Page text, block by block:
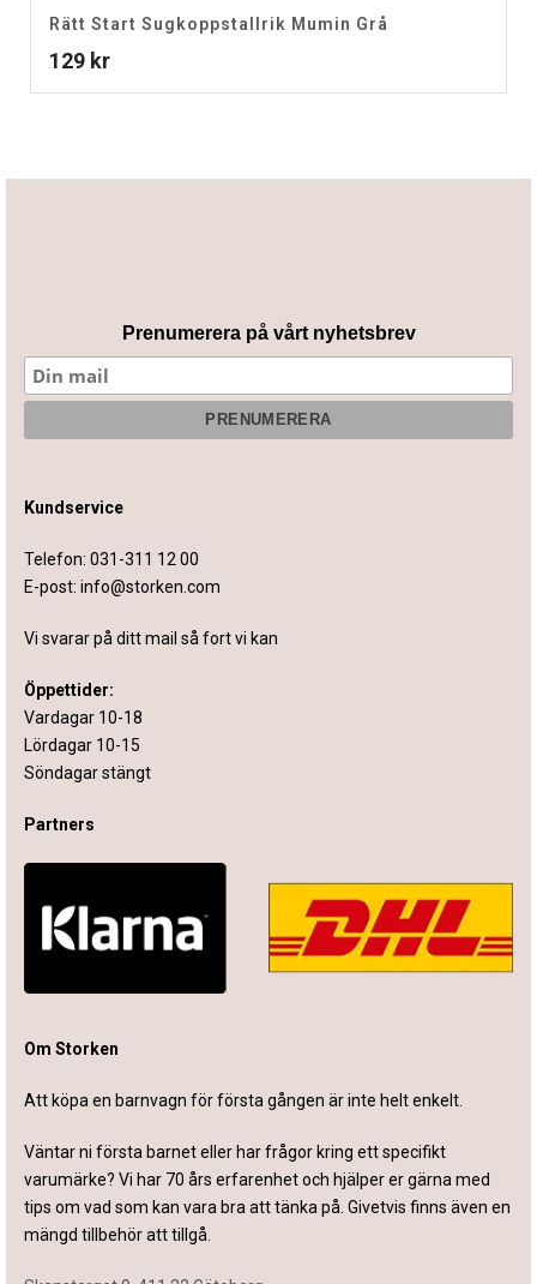
Rätt Start Sugkoppstallrik Mumin Grå
129 kr
Prenumerera på vårt nyhetsbrev
Kundservice
Telefon: 031-311 12 00
E-post: info@storken.com
Vi svarar på ditt mail så fort vi kan
Öppettider:
Vardagar 10-18
Lördagar 10-15
Söndagar stängt
Partners
Om Storken
Att köpa en barnvagn för första gången är inte helt enkelt.
Väntar ni första barnet eller har frågor kring ett specifikt
varumärke? Vi har 70 års erfarenhet och hjälper er gärna med
tips om vad som kan vara bra att tänka på. Givetvis finns även en
mängd tillbehör att tillgå.